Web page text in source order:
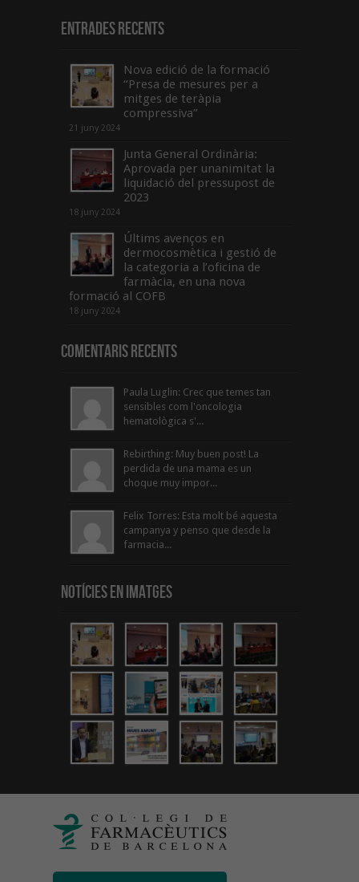
Entrades recents
Nova edició de la formació
“Presa de mesures per a
mitges de teràpia
compressiva”
21 juny 2024
Junta General Ordinària:
Aprovada per unanimitat la
liquidació del pressupost de
2023
18 juny 2024
Últims avenços en
dermocosmètica i gestió de
la categoria a l’oficina de
farmàcia, en una nova
formació al COFB
18 juny 2024
Comentaris Recents
Paula Luglin: Crec que temes tan
sensibles com l'oncologia
hematològica s'...
Rebirthing: Muy buen post! La
perdida de una mama es un
choque muy impor...
Felix Torres: Esta molt bé aquesta
campanya y penso que desde la
farmacia...
Notícies en Imatges